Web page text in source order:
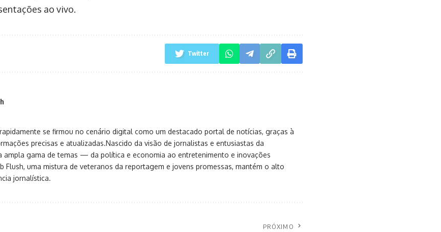
ao vivo.
Twitter
se firmou no cenário digital como um destacado portal de notícias, graças à
precisas e atualizadas.Nascido da visão de jornalistas e entusiastas da
ampla gama de temas — da política e economia ao entretenimento e inovações
Flush, uma mistura de veteranos da reportagem e jovens promessas, mantém o alto
jornalística.
PRÓXIMO